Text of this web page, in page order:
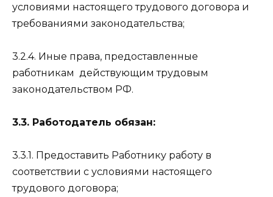
условиями настоящего трудового договора и
требованиями законодательства;
3.2.4. Иные права, предоставленные
работникам действующим трудовым
законодательством РФ.
3.3. Работодатель обязан:
3.3.1. Предоставить Работнику работу в
соответствии с условиями настоящего
трудового договора;